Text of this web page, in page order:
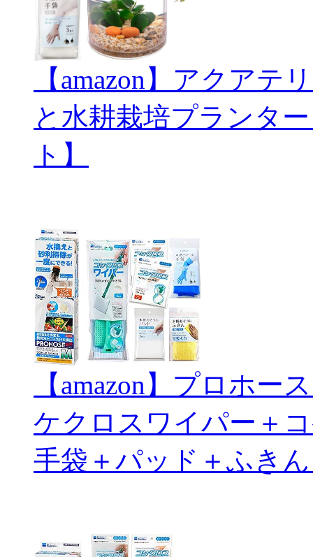
【amazon】アクアテ
と水耕栽培プランタ
ト】
【amazon】プロホ
ケクロスワイパー＋
手袋＋パッド＋ふき